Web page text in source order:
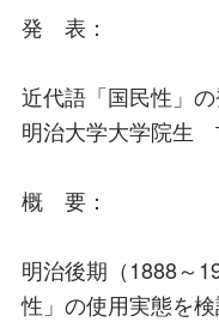
発 表：
近代語「国民性」
明治大学大学院生
概 要：
明治後期（1888～
性」の使用実態を